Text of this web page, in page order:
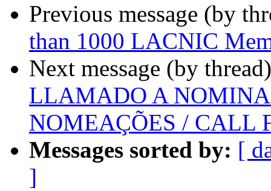
Previous message (by
than 1000 LACNIC
Next message (by
LLAMADO A
NOMEAÇÕES / CALL
Messages sorted by: [
]